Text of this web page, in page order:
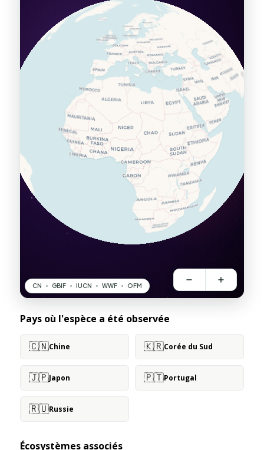
Pays où l'espèce a été observée
🇨🇳Chine 🇰🇷Corée du Sud
🇯🇵Japon 🇵🇹Portugal
🇷🇺Russie
Écosystèmes associés